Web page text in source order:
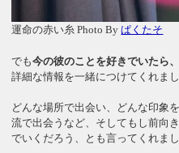
運命の赤い糸 Photo Byぱくたそ
でも今の彼のことを好きでいたら
詳細な情報を一緒につけてくれまし
どんな場所で出会い、どんな印象
流で出会うなど、そしてもし前向
でいくだろう、とも言ってくれまし